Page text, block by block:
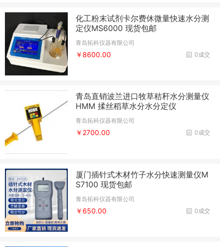
化工粉末试剂卡尔费休微量快速水分测
定仪MS6000 现货包邮
青岛拓科仪器有限公司
0成交
￥8600.00
青岛直销波兰进口牧草秸秆水分测量仪
HMM 揉丝稻草水分水分定仪
青岛拓科仪器有限公司
0成交
￥2700.00
厦门插针式木材竹子水分快速测量仪M
S7100 现货包邮
青岛拓科仪器有限公司
0成交
￥650.00